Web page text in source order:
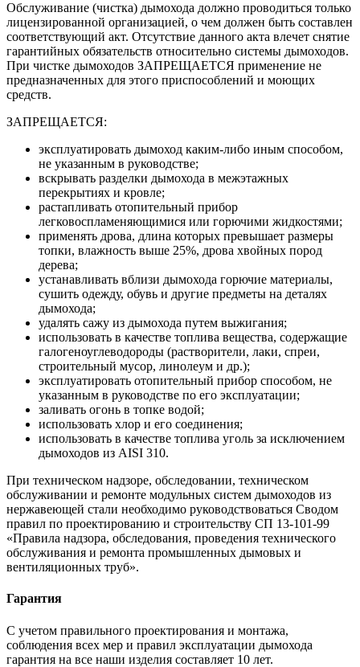
Обслуживание (чистка) дымохода должно проводиться только
лицензированной организацией, о чем должен быть составлен
соответствующий акт. Отсутствие данного акта влечет снятие
гарантийных обязательств относительно системы дымоходов.
При чистке дымоходов ЗАПРЕЩАЕТСЯ применение не
предназначенных для этого приспособлений и моющих
средств.
ЗАПРЕЩАЕТСЯ:
эксплуатировать дымоход каким-либо иным способом,
не указанным в руководстве;
вскрывать разделки дымохода в межэтажных
перекрытиях и кровле;
растапливать отопительный прибор
легковоспламеняющимися или горючими жидкостями;
применять дрова, длина которых превышает размеры
топки, влажность выше 25%, дрова хвойных пород
дерева;
устанавливать вблизи дымохода горючие материалы,
сушить одежду, обувь и другие предметы на деталях
дымохода;
удалять сажу из дымохода путем выжигания;
использовать в качестве топлива вещества, содержащие
галогеноуглеводороды (растворители, лаки, спреи,
строительный мусор, линолеум и др.);
эксплуатировать отопительный прибор способом, не
указанным в руководстве по его эксплуатации;
заливать огонь в топке водой;
использовать хлор и его соединения;
использовать в качестве топлива уголь за исключением
дымоходов из AISI 310.
При техническом надзоре, обследовании, техническом
обслуживании и ремонте модульных систем дымоходов из
нержавеющей стали необходимо руководствоваться Сводом
правил по проектированию и строительству СП 13-101-99
«Правила надзора, обследования, проведения технического
обслуживания и ремонта промышленных дымовых и
вентиляционных труб».
Гарантия
С учетом правильного проектирования и монтажа,
соблюдения всех мер и правил эксплуатации дымохода
гарантия на все наши изделия составляет 10 лет.